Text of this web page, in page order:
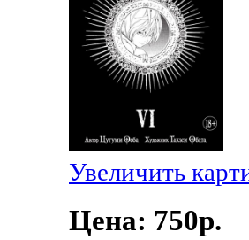
Увеличить
Цена: 750p.